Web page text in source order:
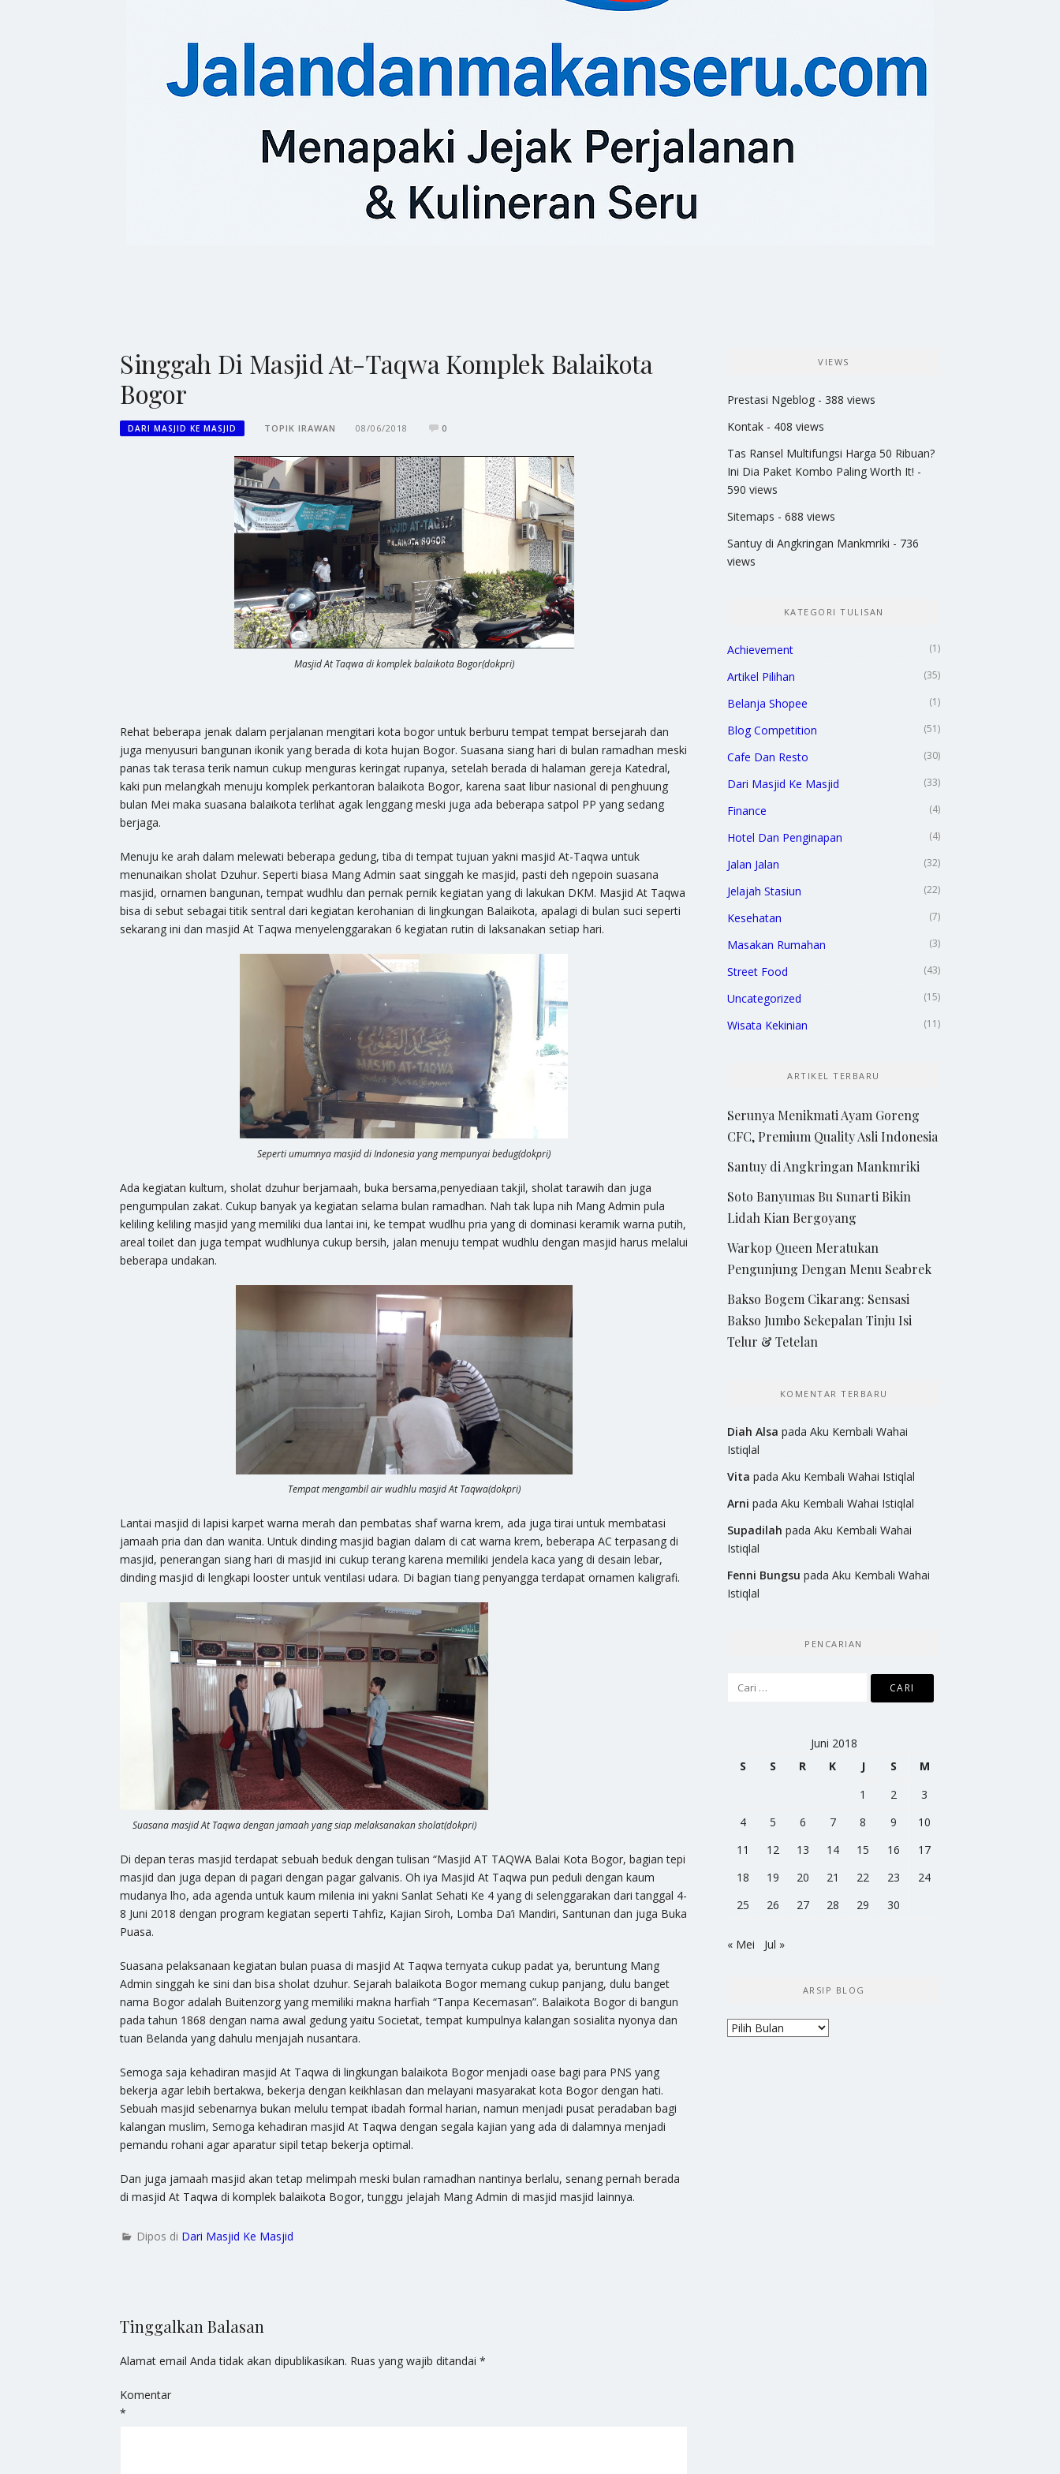
Singgah Di Masjid At-Taqwa Komplek Balaikota
Bogor
DARI MASJID KE MASJID TOPIK IRAWAN 08/06/2018 0
Masjid At Taqwa di komplek balaikota Bogor(dokpri)
Rehat beberapa jenak dalam perjalanan mengitari kota bogor untuk berburu tempat tempat bersejarah dan
juga menyusuri bangunan ikonik yang berada di kota hujan Bogor. Suasana siang hari di bulan ramadhan meski
panas tak terasa terik namun cukup menguras keringat rupanya, setelah berada di halaman gereja Katedral,
kaki pun melangkah menuju komplek perkantoran balaikota Bogor, karena saat libur nasional di penghuung
bulan Mei maka suasana balaikota terlihat agak lenggang meski juga ada beberapa satpol PP yang sedang
berjaga.
Menuju ke arah dalam melewati beberapa gedung, tiba di tempat tujuan yakni masjid At-Taqwa untuk
menunaikan sholat Dzuhur. Seperti biasa Mang Admin saat singgah ke masjid, pasti deh ngepoin suasana
masjid, ornamen bangunan, tempat wudhlu dan pernak pernik kegiatan yang di lakukan DKM. Masjid At Taqwa
bisa di sebut sebagai titik sentral dari kegiatan kerohanian di lingkungan Balaikota, apalagi di bulan suci seperti
sekarang ini dan masjid At Taqwa menyelenggarakan 6 kegiatan rutin di laksanakan setiap hari.
Seperti umumnya masjid di Indonesia yang mempunyai bedug(dokpri)
Ada kegiatan kultum, sholat dzuhur berjamaah, buka bersama,penyediaan takjil, sholat tarawih dan juga
pengumpulan zakat. Cukup banyak ya kegiatan selama bulan ramadhan. Nah tak lupa nih Mang Admin pula
keliling keliling masjid yang memiliki dua lantai ini, ke tempat wudlhu pria yang di dominasi keramik warna putih,
areal toilet dan juga tempat wudhlunya cukup bersih, jalan menuju tempat wudhlu dengan masjid harus melalui
beberapa undakan.
Tempat mengambil air wudhlu masjid At Taqwa(dokpri)
Lantai masjid di lapisi karpet warna merah dan pembatas shaf warna krem, ada juga tirai untuk membatasi
jamaah pria dan dan wanita. Untuk dinding masjid bagian dalam di cat warna krem, beberapa AC terpasang di
masjid, penerangan siang hari di masjid ini cukup terang karena memiliki jendela kaca yang di desain lebar,
dinding masjid di lengkapi looster untuk ventilasi udara. Di bagian tiang penyangga terdapat ornamen kaligrafi.
Suasana masjid At Taqwa dengan jamaah yang siap melaksanakan sholat(dokpri)
Di depan teras masjid terdapat sebuah beduk dengan tulisan “Masjid AT TAQWA Balai Kota Bogor, bagian tepi
masjid dan juga depan di pagari dengan pagar galvanis. Oh iya Masjid At Taqwa pun peduli dengan kaum
mudanya lho, ada agenda untuk kaum milenia ini yakni Sanlat Sehati Ke 4 yang di selenggarakan dari tanggal 4-
8 Juni 2018 dengan program kegiatan seperti Tahfiz, Kajian Siroh, Lomba Da’i Mandiri, Santunan dan juga Buka
Puasa.
Suasana pelaksanaan kegiatan bulan puasa di masjid At Taqwa ternyata cukup padat ya, beruntung Mang
Admin singgah ke sini dan bisa sholat dzuhur. Sejarah balaikota Bogor memang cukup panjang, dulu banget
nama Bogor adalah Buitenzorg yang memiliki makna harfiah “Tanpa Kecemasan”. Balaikota Bogor di bangun
pada tahun 1868 dengan nama awal gedung yaitu Societat, tempat kumpulnya kalangan sosialita nyonya dan
tuan Belanda yang dahulu menjajah nusantara.
Semoga saja kehadiran masjid At Taqwa di lingkungan balaikota Bogor menjadi oase bagi para PNS yang
bekerja agar lebih bertakwa, bekerja dengan keikhlasan dan melayani masyarakat kota Bogor dengan hati.
Sebuah masjid sebenarnya bukan melulu tempat ibadah formal harian, namun menjadi pusat peradaban bagi
kalangan muslim, Semoga kehadiran masjid At Taqwa dengan segala kajian yang ada di dalamnya menjadi
pemandu rohani agar aparatur sipil tetap bekerja optimal.
Dan juga jamaah masjid akan tetap melimpah meski bulan ramadhan nantinya berlalu, senang pernah berada
di masjid At Taqwa di komplek balaikota Bogor, tunggu jelajah Mang Admin di masjid masjid lainnya.
Dipos di Dari Masjid Ke Masjid
Tinggalkan Balasan
Alamat email Anda tidak akan dipublikasikan. Ruas yang wajib ditandai *
Komentar
*
VIEWS
Prestasi Ngeblog - 388 views
Kontak - 408 views
Tas Ransel Multifungsi Harga 50 Ribuan?
Ini Dia Paket Kombo Paling Worth It! -
590 views
Sitemaps - 688 views
Santuy di Angkringan Mankmriki - 736
views
KATEGORI TULISAN
Achievement (1)
Artikel Pilihan (35)
Belanja Shopee (1)
Blog Competition (51)
Cafe Dan Resto (30)
Dari Masjid Ke Masjid (33)
Finance (4)
Hotel Dan Penginapan (4)
Jalan Jalan (32)
Jelajah Stasiun (22)
Kesehatan (7)
Masakan Rumahan (3)
Street Food (43)
Uncategorized (15)
Wisata Kekinian (11)
ARTIKEL TERBARU
Serunya Menikmati Ayam Goreng
CFC, Premium Quality Asli Indonesia
Santuy di Angkringan Mankmriki
Soto Banyumas Bu Sunarti Bikin
Lidah Kian Bergoyang
Warkop Queen Meratukan
Pengunjung Dengan Menu Seabrek
Bakso Bogem Cikarang: Sensasi
Bakso Jumbo Sekepalan Tinju Isi
Telur & Tetelan
KOMENTAR TERBARU
Diah Alsa pada Aku Kembali Wahai
Istiqlal
Vita pada Aku Kembali Wahai Istiqlal
Arni pada Aku Kembali Wahai Istiqlal
Supadilah pada Aku Kembali Wahai
Istiqlal
Fenni Bungsu pada Aku Kembali Wahai
Istiqlal
PENCARIAN
Cari
Juni 2018
S
S R K J S
M
1
2
3
4
5 6 7 8 9
10
11
12 13 14 15 16
17
18
19 20 21 22 23
24
25
26 27 28 29 30
« Mei Jul »
ARSIP BLOG
Arsip